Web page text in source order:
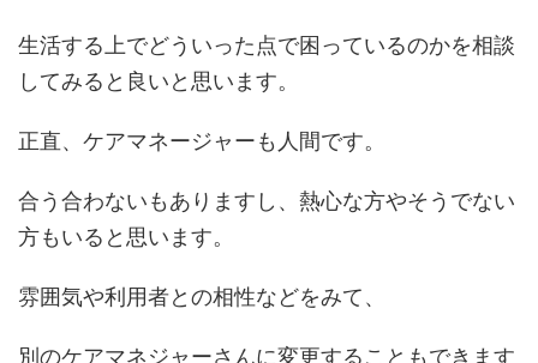
生活する上でどういった点で困っているのかを相談
してみると良いと思います。
正直、ケアマネージャーも人間です。
合う合わないもありますし、熱心な方やそうでない
方もいると思います。
雰囲気や利用者との相性などをみて、
別のケアマネジャーさんに変更することもできます